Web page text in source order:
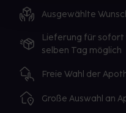
Ausgewählte
Lieferung für
selben Tag möglich
Freie Wahl der
Große Auswahl an